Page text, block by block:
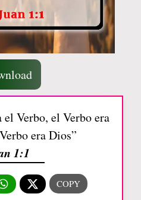
Verbo, el Verbo era
era Dios”
1:1